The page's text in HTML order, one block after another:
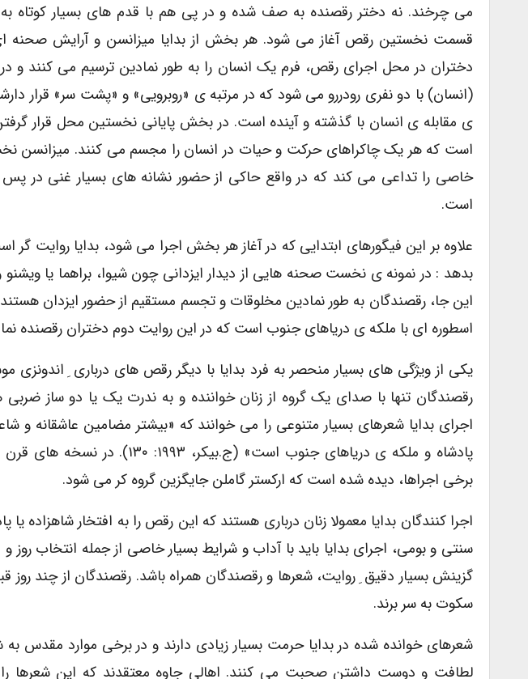
می چرخند. نه دختر رقصنده به صف شده و در پی هم با قدم های بسیار کوتاه
قسمت نخستین رقص آغاز می شود. هر بخش از بدایا میزانسن و آرایش
دختران در محل اجرای رقص، فرم یک انسان را به طور نمادین ترسیم می کنند و
(انسان) با دو نفری رودررو می شود که در مرتبه ی «روبرویی» و «پشت سر» قرار
ی مقابله ی انسان با گذشته و آینده است. در بخش پایانی نخستین محل قرار
است که هر یک چاکراهای حرکت و حیات در انسان را مجسم می کنند. میزانسن
خاصی را تداعی می کند که در واقع حاکی از حضور نشانه های بسیار غنی در
است.
علاوه بر این فیگورهای ابتدایی که در آغاز هر بخش اجرا می شود، بدایا روایت
بدهد : در نمونه ی نخست صحنه هایی از دیدار ایزدانی چون شیوا، براهما یا ویشنو
این جا، رقصندگان به طور نمادین مخلوقات و تجسم مستقیم از حضور ایزدان
اسطوره ای با ملکه ی دریاهای جنوب است که در این روایت دوم دختران رقصنده
یکی از ویژگی های بسیار منحصر به فرد بدایا با دیگر رقص های درباری
رقصندگان تنها با صدای یک گروه از زنان خواننده و به ندرت یک یا دو ساز
اجرای بدایا شعرهای بسیار متنوعی را می خوانند که «بیشتر مضامین عاشقانه و
پادشاه و ملکه ی دریاهای جنوب است»
برخی اجراها، دیده شده است که ارکستر گاملن جایگزین گروه کر می شود.
اجرا کنندگان بدایا معمولا زنان درباری هستند که این رقص را به افتخار شاهزاده
سنتی و بومی، اجرای بدایا باید با آداب و شرایط بسیار خاصی از جمله انتخاب
گزینش بسیار دقیق ِ روایت، شعرها و رقصندگان همراه باشد. رقصندگان از چند روز
سکوت به سر برند.
شعرهای خوانده شده در بدایا حرمت بسیار زیادی دارند و در برخی موارد مقدس به
لطافت و دوست داشتن صحبت می کنند. اهالی جاوه معتقدند که این شعرها را